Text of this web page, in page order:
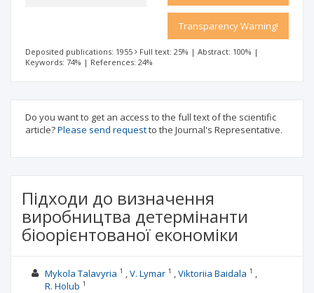
Transparency Warning!
Deposited publications: 1955 Full text: 25% | Abstract: 100% |
Keywords: 74% | References: 24%
Do you want to get an access to the full text of the scientific
article?Please send requestto the Journal's Representative.
Підходи до визначення
виробництва детермінанти
біоорієнтованої економіки
Mykola Talavyria 1 V. Lymar1 Viktoriia Baidala 1
R. Holub 1